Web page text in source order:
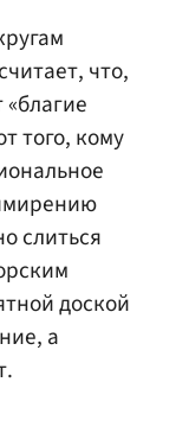
считает, что,
того, кому
слиться
доской
а